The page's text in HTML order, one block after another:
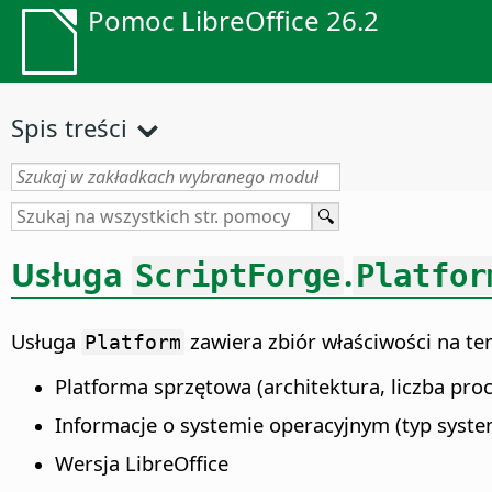
Pomoc LibreOffice 26.2
Spis treści
Usługa ScriptForge.
Usługa Platform zawiera zbiór właściwości na
Platforma sprzętowa (architektura, liczba
Informacje o systemie operacyjnym (typ
Wersja LibreOffice